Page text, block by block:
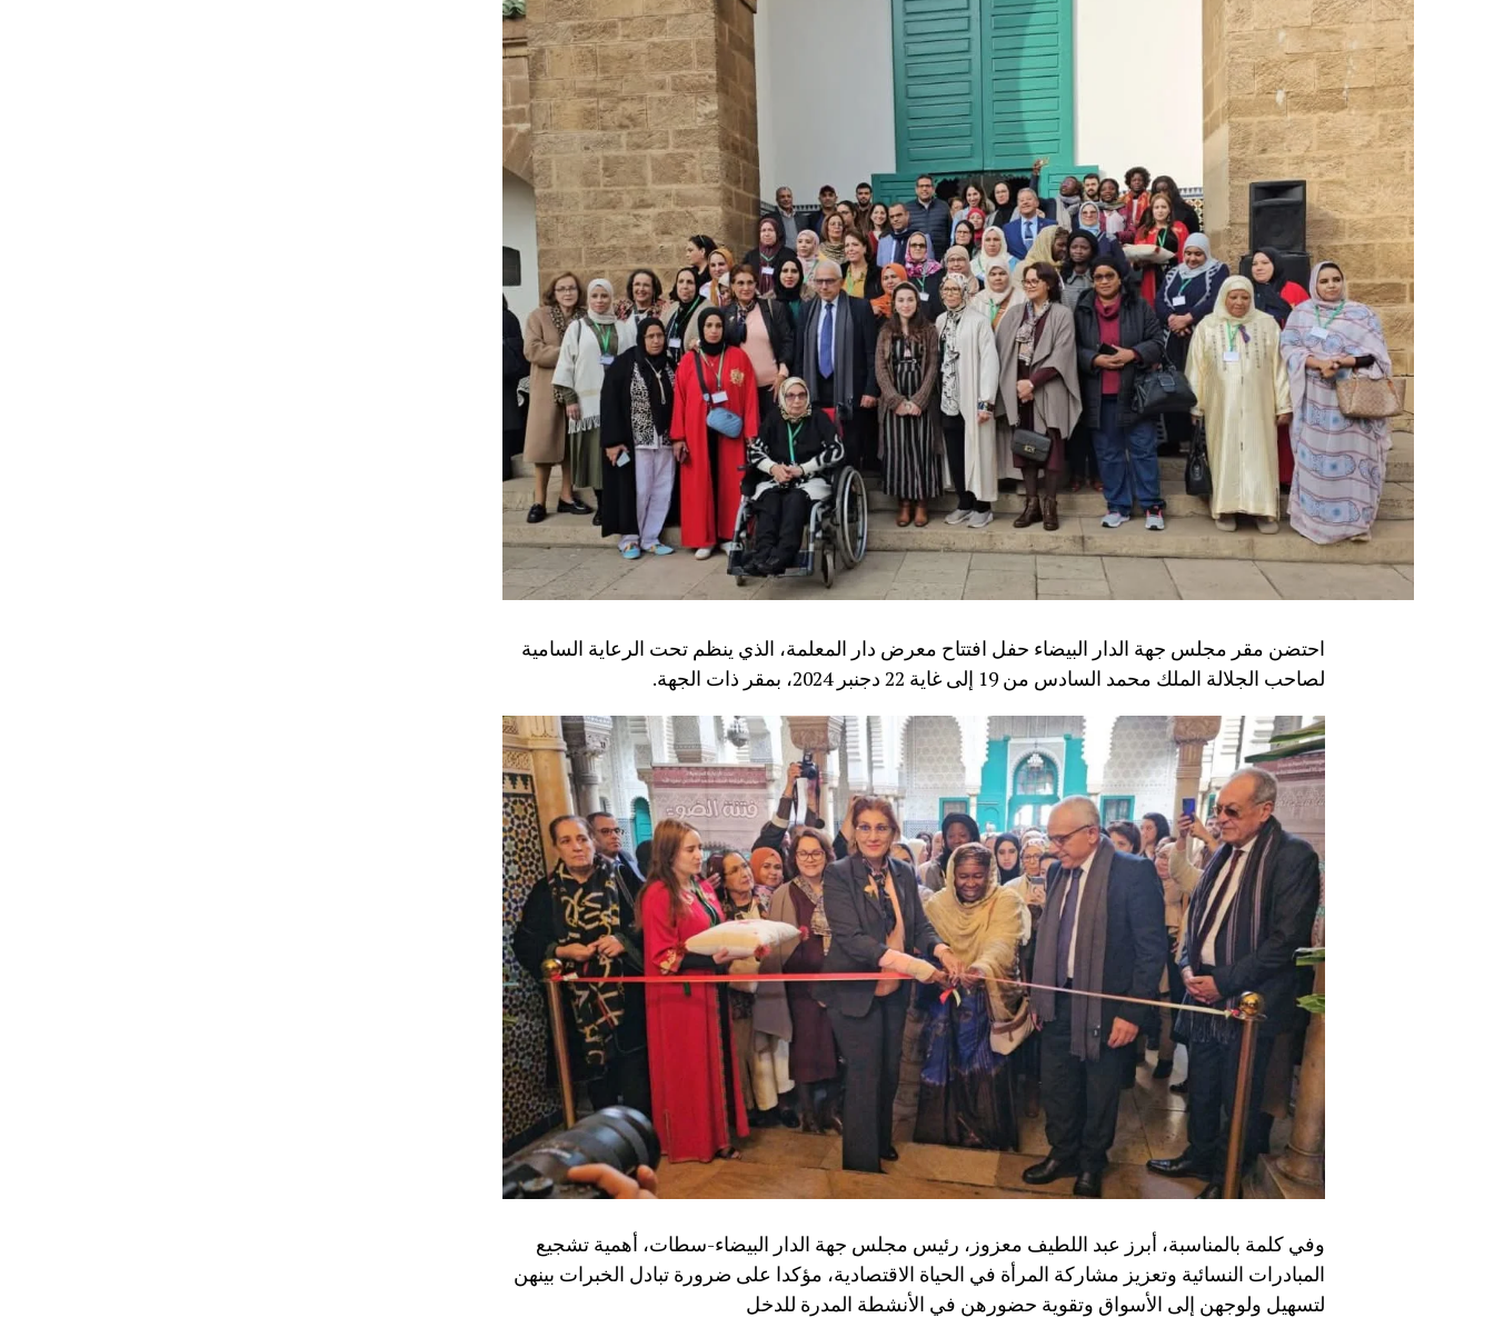
احتضن مقر مجلس جهة الدار البيضاء حفل افتتاح معرض دار المعلمة، الذي ينظم تحت الرعاية السامية
لصاحب الجلالة الملك محمد السادس من 19 إلى غاية 22 دجنبر 2024، بمقر ذات الجهة.
وفي كلمة بالمناسبة، أبرز عبد اللطيف معزوز، رئيس مجلس جهة الدار البيضاء-سطات، أهمية تشجيع
المبادرات النسائية وتعزيز مشاركة المرأة في الحياة الاقتصادية، مؤكدا على ضرورة تبادل الخبرات بينهن
لتسهيل ولوجهن إلى الأسواق وتقوية حضورهن في الأنشطة المدرة للدخل